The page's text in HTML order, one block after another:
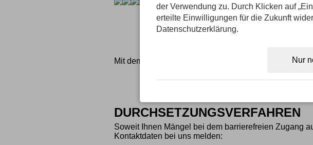
Mit dem Absenden des Formulars habe ich die
DURCHSETZUNGSVERFAHREN
Soweit Ihnen Mängel bei dem barrierefreien Zugang
Kontaktdaten bei uns melden:
der Verwendung zu. Durch Klicken auf
erteilte Einwilligungen für die Zukunft
Datenschutzerklärung.
Nur